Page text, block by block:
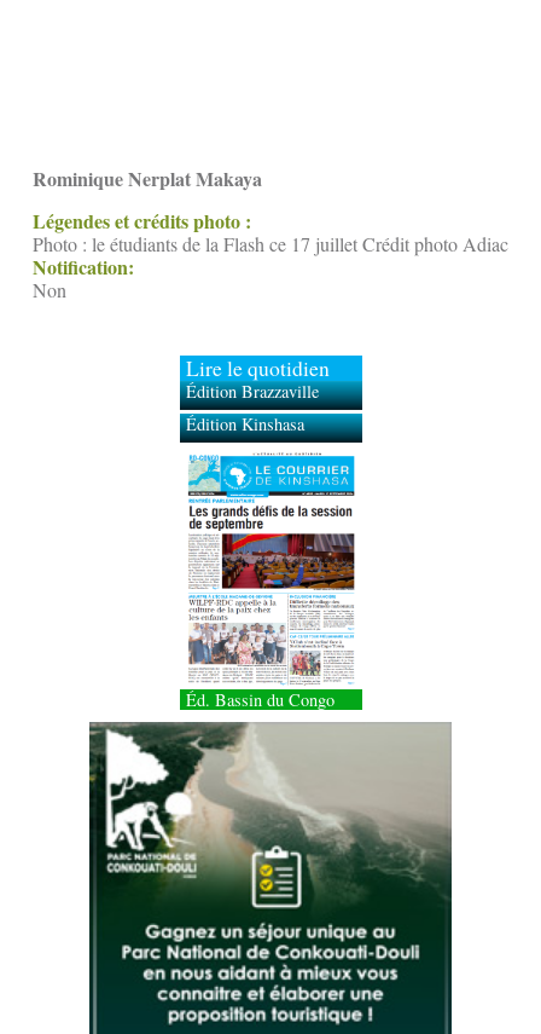
Rominique Nerplat Makaya
Légendes et crédits photo :
Photo : le étudiants de la Flash ce 17 juillet Crédit photo Adiac
Notification:
Non
Lire le quotidien
Édition Brazzaville
Édition Kinshasa
Éd. Bassin du Congo